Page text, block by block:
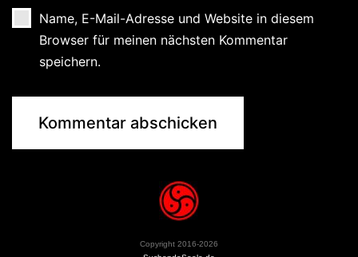
Name, E-Mail-Adresse und Website in diesem
Browser für meinen nächsten Kommentar
speichern.
Copyright 2016-2026